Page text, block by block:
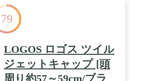
79
LOGOS ロゴス ツイル
ジェットキャップ [頭
周り約57～59cm/ブラ